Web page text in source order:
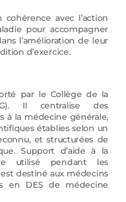
avec l’action
pour accompagner
l’amélioration de leur
d’exercice.
par le Collège de la
Il centralise des
à la médecine générale,
établies selon un
et structurées de
Support d’aide à la
utilisé pendant les
destiné aux médecins
en DES de médecine